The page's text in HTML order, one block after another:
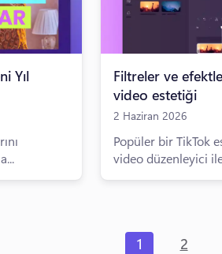
Yıl
Filtreler ve
video estetiği
2 Haziran 2026
Popüler bir TikTok
video düzenleyici
1 2